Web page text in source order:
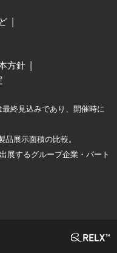
方針
終見込みであり、開催時に
展示面積の比較。
展するグループ企業・パート